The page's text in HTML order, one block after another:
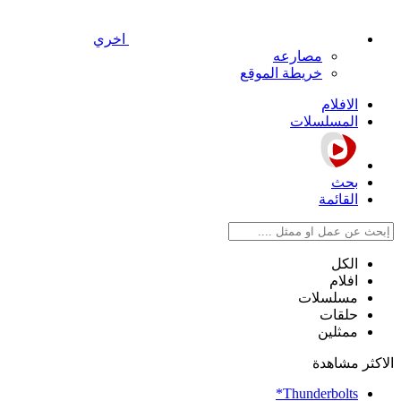
اخري
مصارعه
خريطة الموقع
الافلام
المسلسلات
بحث
القائمة
الكل
افلام
مسلسلات
حلقات
ممثلين
الاكثر مشاهدة
Thunderbolts*